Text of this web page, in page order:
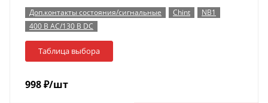
Доп.контакты состояния/сигнальные Chint
NB1
400 В AC/130 В DC
Таблица выбора
998₽/шт